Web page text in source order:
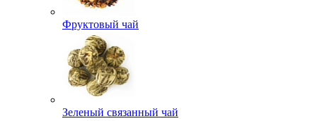
Фруктовый чай
Зеленый связанный чай